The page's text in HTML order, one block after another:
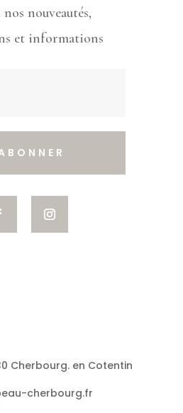
nos nouveautés,
et informations
Cherbourg. en Cotentin
cherbourg.fr